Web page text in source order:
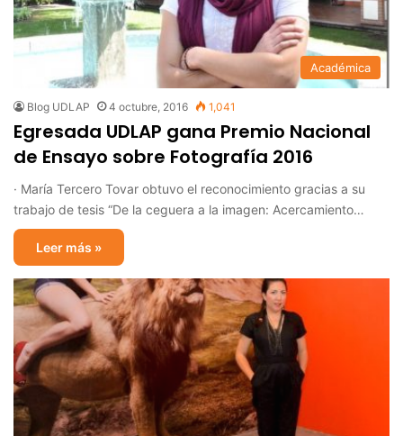
Académica
Blog UDLAP 4 octubre, 2016 1,041
Egresada UDLAP gana Premio Nacional
de Ensayo sobre Fotografía 2016
· María Tercero Tovar obtuvo el reconocimiento gracias a su
trabajo de tesis “De la ceguera a la imagen: Acercamiento…
Leer más »